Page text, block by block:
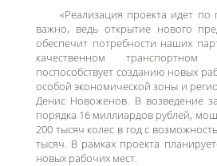
«Реализация проекта идет по
важно, ведь открытие нового
обеспечит потребности наших
качественном
поспособствует созданию новых
особой экономической зоны и
Денис Новоженов. В возведение
порядка 16 миллиардов рублей,
200 тысяч колес в год с
тысяч. В рамках проекта
новых рабочих мест.